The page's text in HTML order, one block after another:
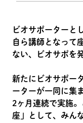
ビオサポーターと
自ら講師となって
ない、ビオサポを
新たにビオサポー
ーターが一同に集
2ヶ月連続で実施
座」として、みん